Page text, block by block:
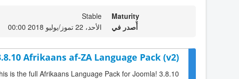
Maturity
Stable
أٌصدر في
الأحد، 22 تموز/يوليو 2018 00:00
Afrikaans af-ZA Language Pack (v2)
is the full Afrikaans Language Pack for Joomla! 3.8.10